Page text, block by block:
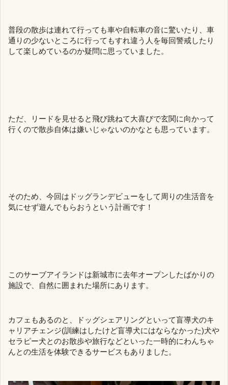
普段の散歩は連れて行っても車や自転車の音に驚いたり、車
通りの少ないところに行ってもすれ違う人を毎回警戒したり
して楽しめているのか疑問に思っていました。
ただ、リードを見せると飛び跳ねて大喜びで玄関に向かって
行くので散歩自体は嫌いじゃないのかなとも思っています。
そのため、今回はドッグランデビューをして周りの生活音を
気にせず遊んでもらおうという計画です！
このサーブアイランドは新城市に去年オープンしたばかりの
施設で、自然に囲まれた場所にあります。
カフェもあるのと、ドッグシェアリングといって盲導犬のキ
ャリアチェンジ(訓練はしたけど盲導犬にはならなかった)犬や
セラピー犬とのお散歩や旅行などといった一時的にわんちゃ
んとの生活を体験できるサービスもありました。